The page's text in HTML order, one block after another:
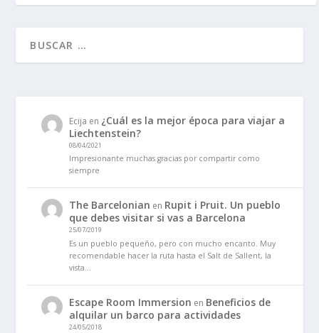
Ecija en ¿Cuál es la mejor época para viajar a
Liechtenstein?
08/04/2021
Impresionante muchas gracias por compartir como
siempre
The Barcelonian en Rupit i Pruit. Un pueblo
que debes visitar si vas a Barcelona
25/07/2019
Es un pueblo pequeño, pero con mucho encanto. Muy
recomendable hacer la ruta hasta el Salt de Sallent, la
vista…
Escape Room Immersion en Beneficios de
alquilar un barco para actividades
24/05/2018